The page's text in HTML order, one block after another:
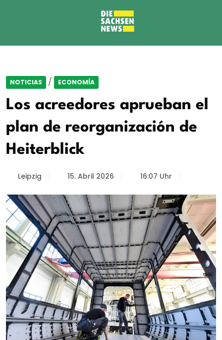
NOTICIAS / ECONOMÍA
Los acreedores aprueban el
plan de reorganización de
Heiterblick
Leipzig 15. Abril 2026 16:07 Uhr